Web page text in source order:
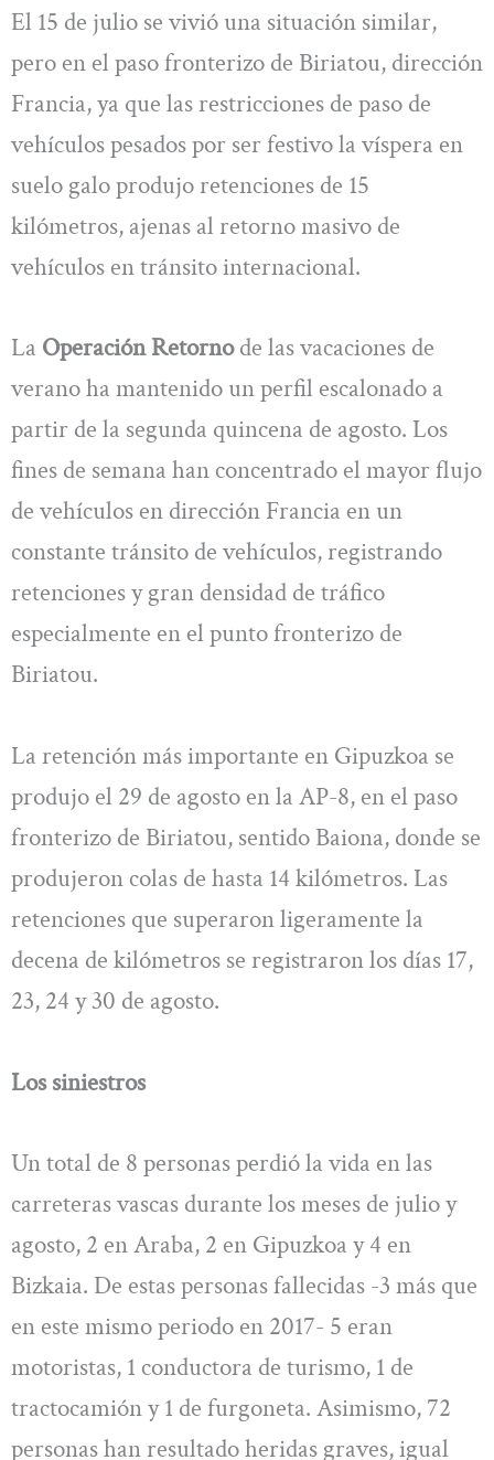
El 15 de julio se vivió una situación similar,
pero en el paso fronterizo de Biriatou, dirección
Francia, ya que las restricciones de paso de
vehículos pesados por ser festivo la víspera en
suelo galo produjo retenciones de 15
kilómetros, ajenas al retorno masivo de
vehículos en tránsito internacional.
La Operación Retornode las vacaciones de
verano ha mantenido un perfil escalonado a
partir de la segunda quincena de agosto. Los
fines de semana han concentrado el mayor flujo
de vehículos en dirección Francia en un
constante tránsito de vehículos, registrando
retenciones y gran densidad de tráfico
especialmente en el punto fronterizo de
Biriatou.
La retención más importante en Gipuzkoa se
produjo el 29 de agosto en la AP-8, en el paso
fronterizo de Biriatou, sentido Baiona, donde se
produjeron colas de hasta 14 kilómetros. Las
retenciones que superaron ligeramente la
decena de kilómetros se registraron los días 17,
23, 24 y 30 de agosto.
Los siniestros
Un total de 8 personas perdió la vida en las
carreteras vascas durante los meses de julio y
agosto, 2 en Araba, 2 en Gipuzkoa y 4 en
Bizkaia. De estas personas fallecidas -3 más que
en este mismo periodo en 2017- 5 eran
motoristas, 1 conductora de turismo, 1 de
tractocamión y 1 de furgoneta. Asimismo, 72
personas han resultado heridas graves, igual